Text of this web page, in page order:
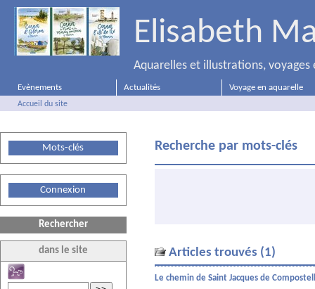
Elisabeth
Aquarelles et illustrations, voyages
Evènements Actualités Voyage en aquarelle
Accueil du site
Recherche par mots-clés
Articles trouvés (1)
Le chemin de Saint Jacques de
Mots-clés
Connexion
Rechercher
dans le site